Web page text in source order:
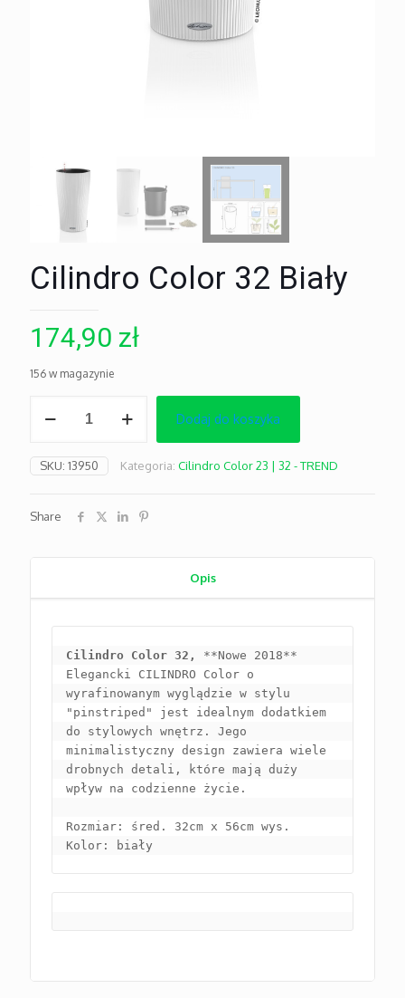
Cilindro Color 32 Biały
174,90 zł
156 w magazynie
Cilindro
32
Biały
Dodaj do koszyka
SKU: 13950 Kategoria: Cilindro Color 23 | 32 - TREND
Share
Opis
Cilindro Color 32, **Nowe 2018**
Elegancki CILINDRO Color o
wyrafinowanym wyglądzie w stylu
"pinstriped" jest idealnym dodatkiem
do stylowych wnętrz. Jego
minimalistyczny design zawiera wiele
drobnych detali, które mają duży
wpływ na codzienne życie.
Rozmiar: śred. 32cm x 56cm wys.
Kolor: biały